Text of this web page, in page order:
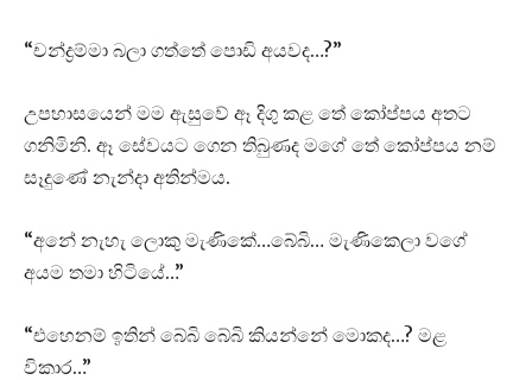
“චන්ද්‍රම්මා බලා ගත්තේ පොඩි අයවද…?”
උපහාසයෙන් මම ඇසුවේ ඈ දිගු කළ තේ කෝප්පය අතට
ගනිමිනි. ඈ සේවයට ගෙන තිබුණද මගේ තේ කෝප්පය නම්
සෑදුණේ නැන්දා අතින්මය.
“අනේ නැහැ ලොකු මැණිකේ…බේබි… මැණිකෙලා වගේ
අයම තමා හිටියේ…”
“එහෙනම් ඉතින් බේබි බේබි කියන්නේ මොකද…? මළ
විකාර…”